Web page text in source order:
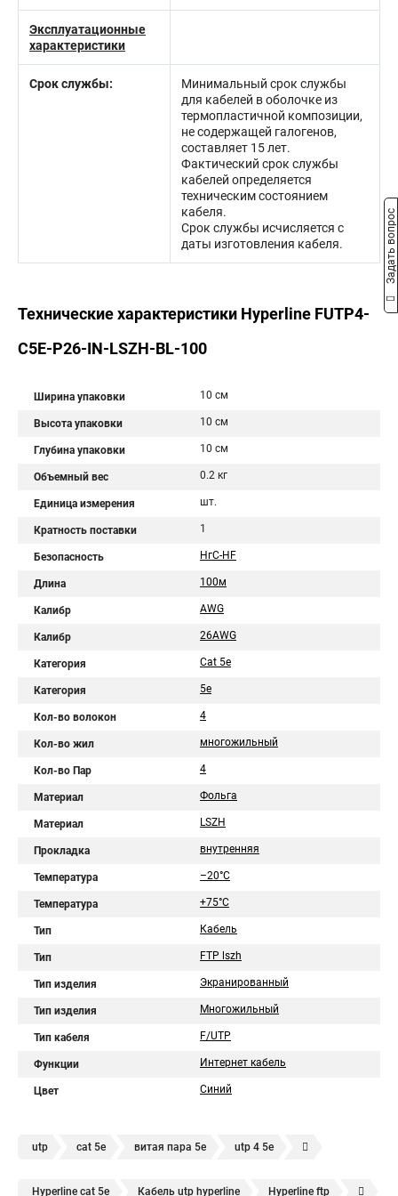
Эксплуатационные
характеристики
Срок службы:
Минимальный срок службы
для кабелей в оболочке из
термопластичной композиции,
не содержащей галогенов,
составляет 15 лет.
Фактический срок службы
кабелей определяется
техническим состоянием
кабеля.
Срок службы исчисляется с
даты изготовления кабеля.
Технические характеристики Hyperline FUTP4-
C5E-P26-IN-LSZH-BL-100
Ширина упаковки 10 см
Высота упаковки 10 см
Глубина упаковки 10 см
Объемный вес 0.2 кг
Единица измерения шт.
Кратность поставки 1
Безопасность НгС-HF
Длина 100м
Калибр AWG
Калибр 26AWG
Категория Cat 5e
Категория 5e
Кол-во волокон 4
Кол-во жил многожильный
Кол-во Пар 4
Материал Фольга
Материал LSZH
Прокладка внутренняя
Температура –20°C
Температура +75°C
Тип Кабель
Тип FTP lszh
Тип изделия Экранированный
Тип изделия Многожильный
Тип кабеля F/UTP
Функции Интернет кабель
Цвет Синий
utp cat 5e витая пара 5е utp 4 5e
Hyperline cat 5e Кабель utp hyperline Hyperline ftp
Задать вопрос